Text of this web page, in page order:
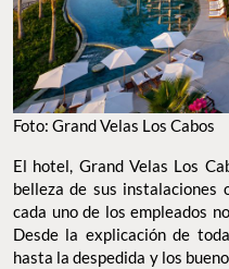
Foto: Grand Velas Los Cabos
El hotel, Grand Velas Los
belleza de sus instalaciones
cada uno de los empleados
Desde la explicación de
hasta la despedida y los